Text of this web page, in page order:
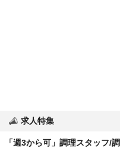
求人特集
「週3から可」調理スタッフ/